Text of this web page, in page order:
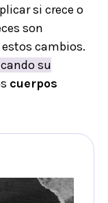
si crece o
son
cambios.
su
cuerpos